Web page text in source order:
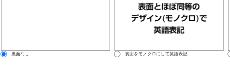
裏面なし 裏面をモノクロにして英語表記